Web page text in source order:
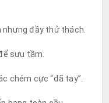
nhưng đầy thử thách.
sưu tầm.
chém cực “đã tay”.